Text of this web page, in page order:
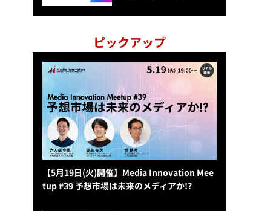
ピックアップ
【5月19日(火)開催】Media Innovation Mee
tup #39 予想市場は未来のメディアか!?